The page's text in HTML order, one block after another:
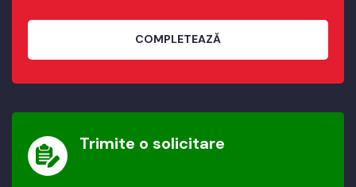
COMPLETEAZĂ
Trimite o solicitare